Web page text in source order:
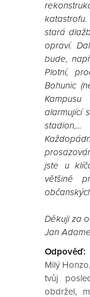
stará
opraví.
bude,
Plotní,
Bohunic
alarmující
stadion,...
jste u
většině
Děkuji za
Jan
Odpověď:
Milý Honzo,
tvůj
obdržel,